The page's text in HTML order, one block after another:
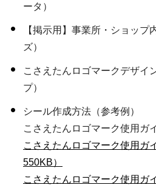
ータ）
【掲示用】事業所・ショップ
ズ）
こさえたんロゴマークデザイ
プ）
シール作成方法（参考例）
こさえたんロゴマーク使用ガ
こさえたんロゴマーク使用ガ
550KB）
こさえたんロゴマーク使用ガ